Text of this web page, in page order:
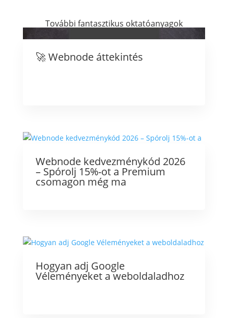
További fantasztikus oktatóanyagok
🚀 Webnode áttekintés
Webnode kedvezménykód 2026
– Spórolj 15%-ot a Premium
csomagon még ma
Hogyan adj Google
Véleményeket a weboldaladhoz